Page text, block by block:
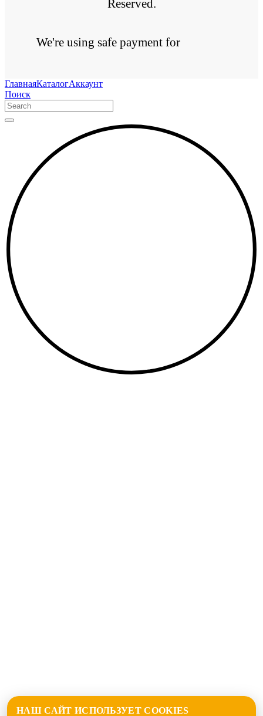
Reserved.
We're using safe payment for
ГлавнаяКаталогАккаунт
Поиск
НАШ САЙТ ИСПОЛЬЗУЕТ COOKIES